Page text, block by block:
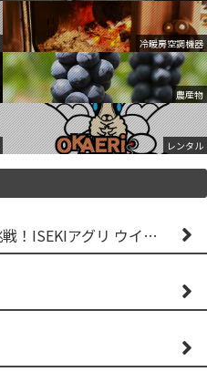
冷暖房空調機器
農産物
レンタル
ウイングモアで畦草刈りに挑戦！ISEKIアグリ ウイングモア WM746AF